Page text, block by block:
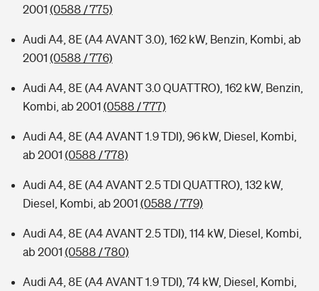
2001 (0588 / 775)
Audi A4, 8E (A4 AVANT 3.0), 162 kW, Benzin, Kombi, ab
2001 (0588 / 776)
Audi A4, 8E (A4 AVANT 3.0 QUATTRO), 162 kW, Benzin,
Kombi, ab 2001 (0588 / 777)
Audi A4, 8E (A4 AVANT 1.9 TDI), 96 kW, Diesel, Kombi,
ab 2001 (0588 / 778)
Audi A4, 8E (A4 AVANT 2.5 TDI QUATTRO), 132 kW,
Diesel, Kombi, ab 2001 (0588 / 779)
Audi A4, 8E (A4 AVANT 2.5 TDI), 114 kW, Diesel, Kombi,
ab 2001 (0588 / 780)
Audi A4, 8E (A4 AVANT 1.9 TDI), 74 kW, Diesel, Kombi,